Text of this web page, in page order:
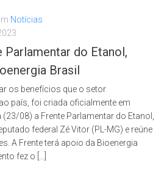
Notícias
Parlamentar do Etanol,
Brasil
os benefícios que o setor
país, foi criada oficialmente em
08) a Frente Parlamentar do Etanol,
federal Zé Vitor (PL-MG) e reúne
A Frente terá apoio da Bioenergia
fez o […]